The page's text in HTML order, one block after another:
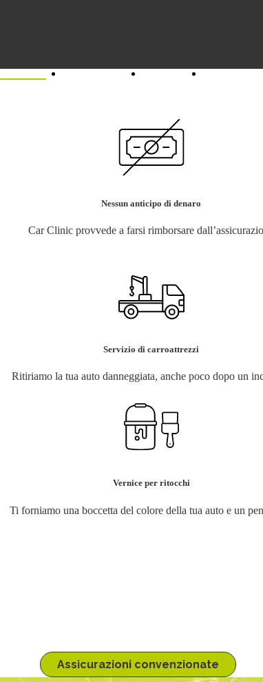
Nessun anticipo di denaro
Car Clinic provvede a farsi rimborsare
Servizio di carroattrezzi
Ritiriamo la tua auto danneggiata, anche poco dopo un
Vernice per ritocchi
Ti forniamo una boccetta del colore della tua auto e un
Assicurazioni convenzionate